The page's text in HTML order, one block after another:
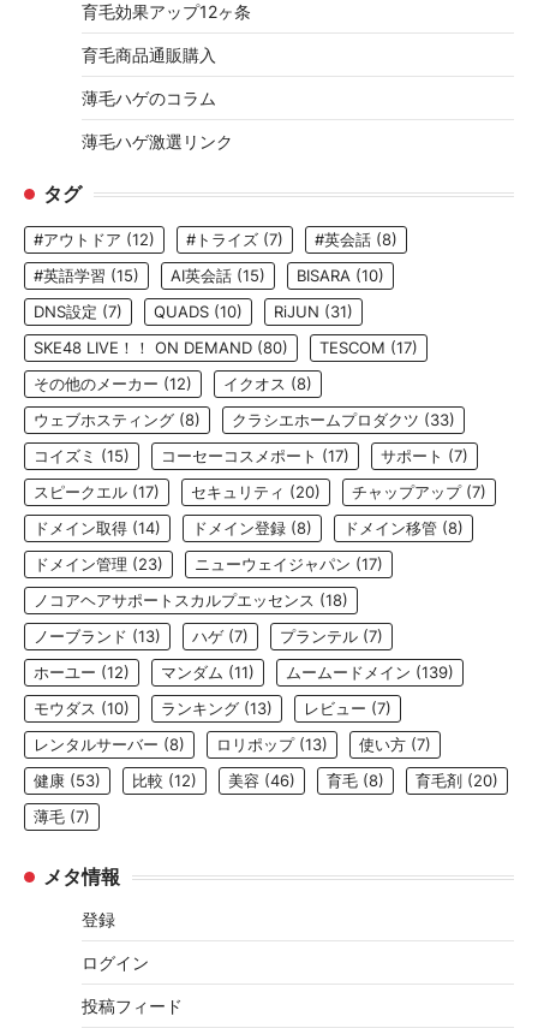
育毛効果アップ12ヶ条
育毛商品通販購入
薄毛ハゲのコラム
薄毛ハゲ激選リンク
タグ
#アウトドア (12) #トライズ (7) #英会話 (8)
#英語学習 (15) AI英会話 (15) BISARA (10)
DNS設定 (7) QUADS (10) RiJUN (31)
SKE48 LIVE！！ ON DEMAND (80) TESCOM (17)
その他のメーカー (12) イクオス (8)
ウェブホスティング (8) クラシエホームプロダクツ (33)
コイズミ (15) コーセーコスメポート (17) サポート (7)
スピークエル (17) セキュリティ (20) チャップアップ(7)
ドメイン取得 (14) ドメイン登録 (8) ドメイン移管 (8)
ドメイン管理 (23) ニューウェイジャパン (17)
ノコアヘアサポートスカルプエッセンス (18)
ノーブランド (13) ハゲ (7) プランテル (7)
ホーユー (12) マンダム (11) ムームードメイン (139)
モウダス (10) ランキング (13) レビュー (7)
レンタルサーバー (8) ロリポップ(13) 使い方 (7)
健康 (53) 比較 (12) 美容 (46) 育毛 (8) 育毛剤 (20)
薄毛 (7)
メタ情報
登録
ログイン
投稿フィード